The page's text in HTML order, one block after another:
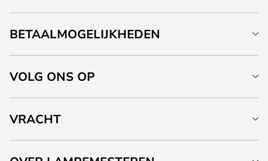
BETAALMOGELIJKHEDEN
VOLG ONS OP
VRACHT